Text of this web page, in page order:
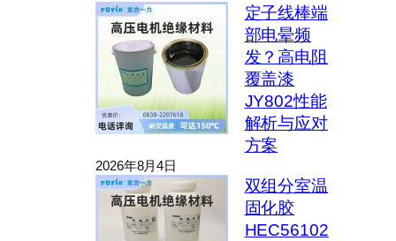
定子线棒端
部电晕频
发？高电阻
覆盖漆
JY802性能
解析与应对
方案
2026年8月4日
双组分室温
固化胶
HEC56102